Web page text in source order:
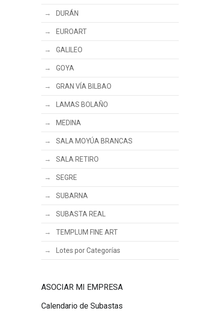
DURÁN
EUROART
GALILEO
GOYA
GRAN VÍA BILBAO
LAMAS BOLAÑO
MEDINA
SALA MOYÚA BRANCAS
SALA RETIRO
SEGRE
SUBARNA
SUBASTA REAL
TEMPLUM FINE ART
Lotes por Categorías
ASOCIAR MI EMPRESA
Calendario de Subastas